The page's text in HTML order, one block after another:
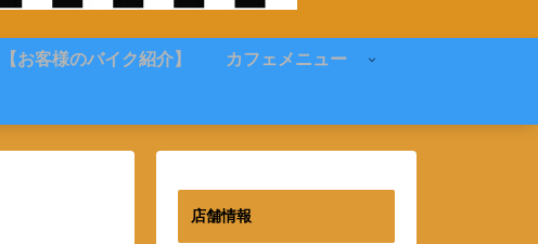
【お客様のバイク紹介】 カフェメニュー
店舗情報